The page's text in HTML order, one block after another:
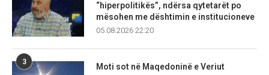
“hiperpolitikës”, ndërsa qytetarët po
mësohen me dështimin e institucioneve
05.08.2026 22:20
3
Moti sot në Maqedoninë e Veriut